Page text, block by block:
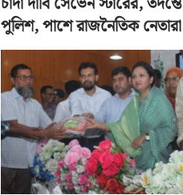
পুলিশ, পাশে রাজনৈতিক নেতারা